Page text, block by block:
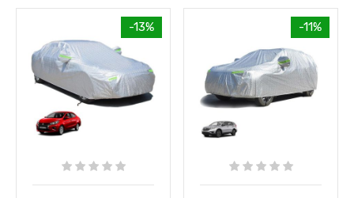
-13% -11%